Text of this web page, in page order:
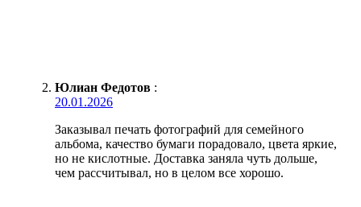
Юлиан Федотов :
20.01.2026
Заказывал печать фотографий для семейного
альбома, качество бумаги порадовало, цвета яркие,
но не кислотные. Доставка заняла чуть дольше,
чем рассчитывал, но в целом все хорошо.